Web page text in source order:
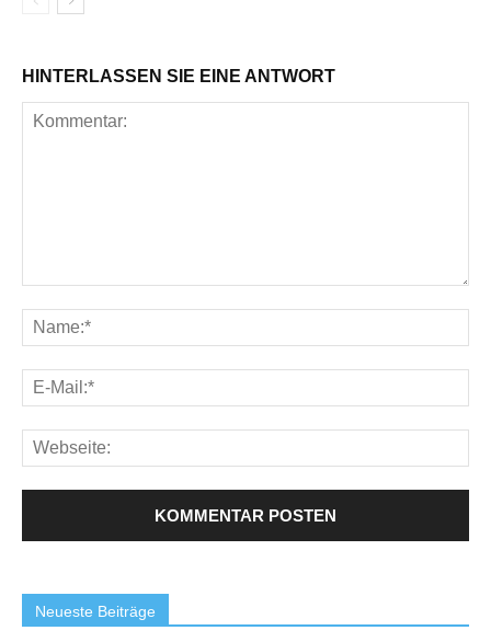
HINTERLASSEN SIE EINE ANTWORT
Neueste Beiträge